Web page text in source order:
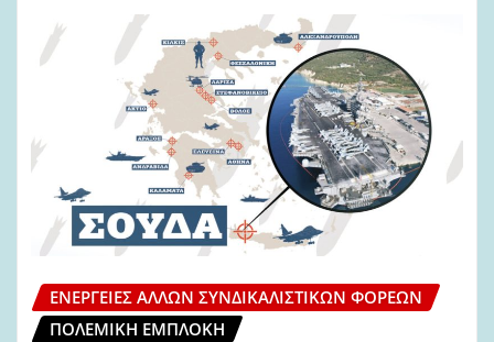
ΕΝΈΡΓΕΙΕΣ ΆΛΛΩΝ ΣΥΝΔΙΚΑΛΙΣΤΙΚΏΝ ΦΟΡΈΩΝ
ΠΟΛΕΜΙΚΉ ΕΜΠΛΟΚΉ